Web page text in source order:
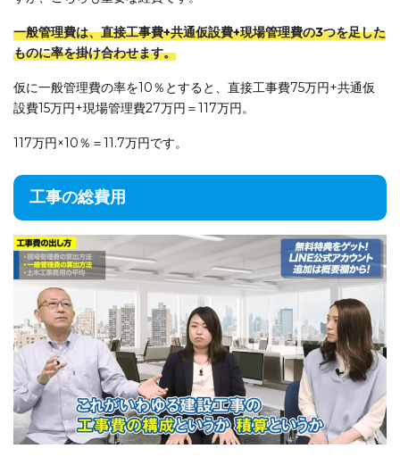
一般管理費は、直接工事費+共通仮設費+現場管理費の3つを足した
ものに率を掛け合わせます。
仮に一般管理費の率を10％とすると、直接工事費75万円+共通仮
設費15万円+現場管理費27万円＝117万円。
117万円×10％＝11.7万円です。
工事の総費用